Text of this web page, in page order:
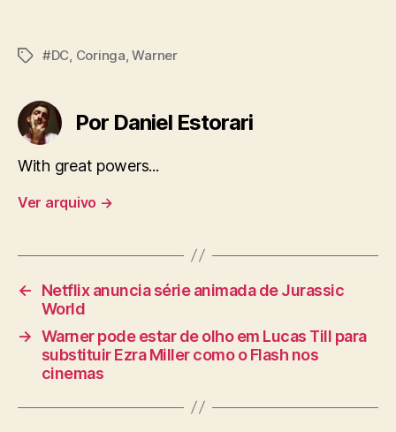
Tags#DC Coringa ,Warner
Por Daniel Estorari
With great powers...
Ver arquivo →
←
Netflix anuncia série animada de Jurassic
World
→ Warner pode estar de olho em Lucas Till para
substituir Ezra Miller como o Flash nos
cinemas